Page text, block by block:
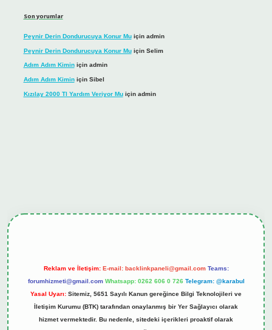
Son yorumlar
Peynir Derin Dondurucuya Konur Muiçin admin
Peynir Derin Dondurucuya Konur Muiçin Selim
Adım Adım Kiminiçin admin
Adım Adım Kiminiçin Sibel
Kızılay 2000 Tl Yardım Veriyor Muiçin admin
Reklam ve İletişim: E-mail: backlinkpaneli@gmail.com Teams:
forumhizmeti@gmail.com Whatsapp: 0262 606 0 726 Telegram: @karabul
Yasal Uyarı: Sitemiz, 5651 Sayılı Kanun gereğince Bilgi Teknolojileri ve
İletişim Kurumu (BTK) tarafından onaylanmış bir Yer Sağlayıcı olarak
hizmet vermektedir. Bu nedenle, sitedeki içerikleri proaktif olarak